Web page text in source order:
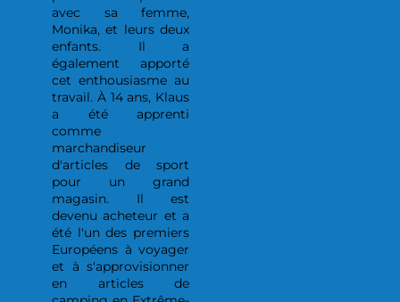
avec sa femme,
Monika, et leurs deux
enfants. Il a
également apporté
cet enthousiasme au
travail. À 14 ans, Klaus
a été apprenti
comme
marchandiseur
d'articles de sport
pour un grand
magasin. Il est
devenu acheteur et a
été l'un des premiers
Européens à voyager
et à s'approvisionner
en articles de